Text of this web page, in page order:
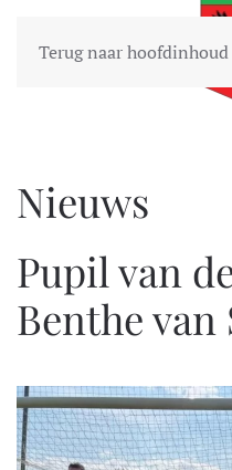
Terug naar hoofdinhoud
Nieuws
Pupil van
Benthe van